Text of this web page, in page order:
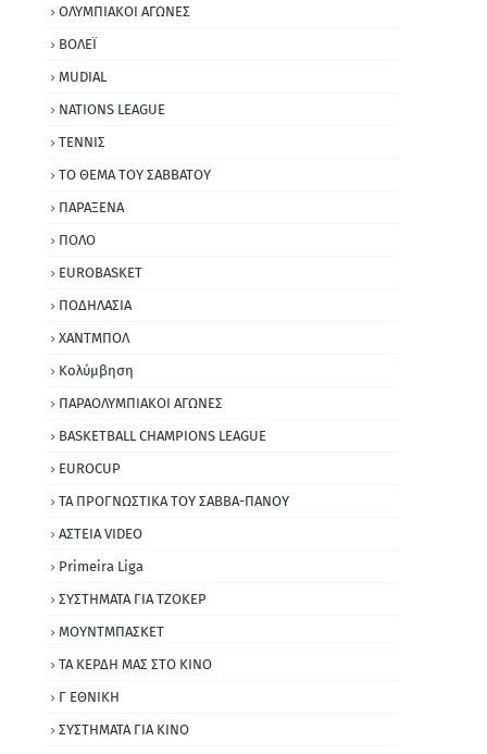
ΟΛΥΜΠΙΑΚΟΙ ΑΓΩΝΕΣ
ΒΟΛΕΪ
MUDIAL
NATIONS LEAGUE
ΤΕΝΝΙΣ
ΤΟ ΘΕΜΑ ΤΟΥ ΣΑΒΒΑΤΟΥ
ΠΑΡΑΞΕΝΑ
ΠΟΛΟ
EUROBASKET
ΠΟΔΗΛΑΣΙΑ
ΧΑΝΤΜΠΟΛ
Κολύμβηση
ΠΑΡΑΟΛΥΜΠΙΑΚΟΙ ΑΓΩΝΕΣ
BASKETBALL CHAMPIONS LEAGUE
EUROCUP
ΤΑ ΠΡΟΓΝΩΣΤΙΚΑ ΤΟΥ ΣΑΒΒΑ-ΠΑΝΟΥ
ΑΣΤΕΙΑ VIDEO
Primeira Liga
ΣΥΣΤΗΜΑΤΑ ΓΙΑ ΤΖΟΚΕΡ
ΜΟΥΝΤΜΠΑΣΚΕΤ
ΤΑ ΚΕΡΔΗ ΜΑΣ ΣΤΟ ΚΙΝΟ
Γ ΕΘΝΙΚΗ
ΣΥΣΤΗΜΑΤΑ ΓΙΑ ΚΙΝΟ